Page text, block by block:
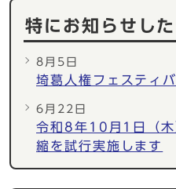
特にお知らせし
8月5日
埼葛人権フェスティ
6月22日
令和8年10月1日（木
縮を試行実施します